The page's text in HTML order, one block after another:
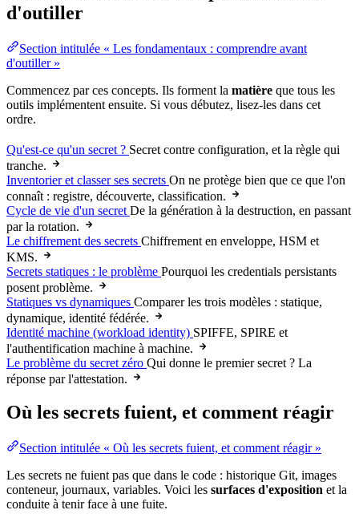
d'outiller
Section intitulée « Les fondamentaux : comprendre avant
d'outiller »
Commencez par ces concepts. Ils forment la matière que tous les
outils implémentent ensuite. Si vous débutez, lisez-les dans cet
ordre.
Qu'est-ce qu'un secret ? Secret contre configuration, et la règle qui
tranche.
Inventorier et classer ses secrets On ne protège bien que ce que l'on
connaît : registre, découverte, classification.
Cycle de vie d'un secret De la génération à la destruction, en passant
par la rotation.
Le chiffrement des secrets Chiffrement en enveloppe, HSM et
KMS.
Secrets statiques : le problème Pourquoi les credentials persistants
posent problème.
Statiques vs dynamiques Comparer les trois modèles : statique,
dynamique, identité fédérée.
Identité machine (workload identity) SPIFFE, SPIRE et
l'authentification machine à machine.
Le problème du secret zéro Qui donne le premier secret ? La
réponse par l'attestation.
Où les secrets fuient, et comment réagir
Section intitulée « Où les secrets fuient, et comment réagir »
Les secrets ne fuient pas que dans le code : historique Git, images
conteneur, journaux, variables. Voici les surfaces d'exposition et la
conduite à tenir face à une fuite.